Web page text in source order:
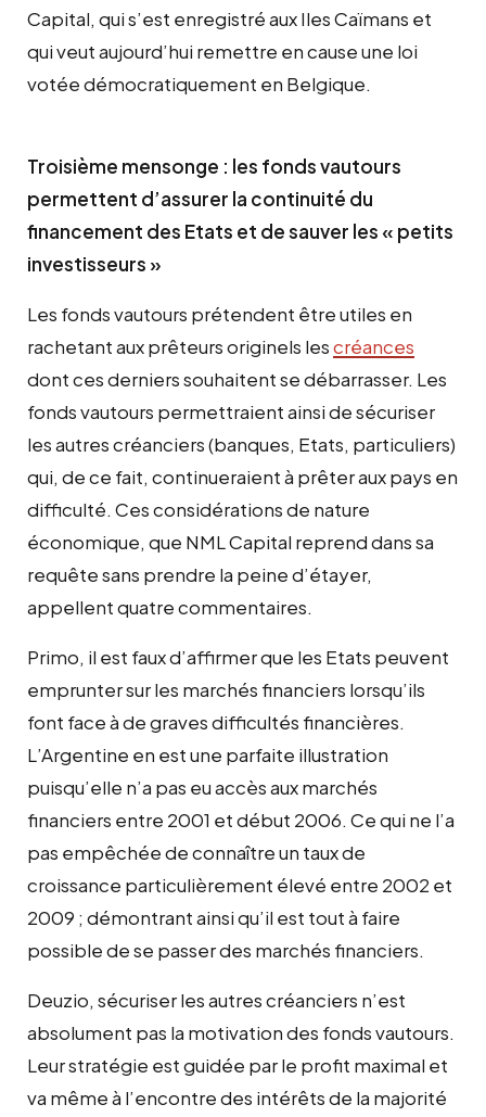
Capital, qui s’est enregistré aux Iles Caïmans et
qui veut aujourd’hui remettre en cause une loi
votée démocratiquement en Belgique.
Troisième mensonge : les fonds vautours
permettent d’assurer la continuité du
financement des Etats et de sauver les « petits
investisseurs »
Les fonds vautours prétendent être utiles en
rachetant aux prêteurs originels lescréances
dont ces derniers souhaitent se débarrasser. Les
fonds vautours permettraient ainsi de sécuriser
les autres créanciers (banques, Etats, particuliers)
qui, de ce fait, continueraient à prêter aux pays en
difficulté. Ces considérations de nature
économique, que NML Capital reprend dans sa
requête sans prendre la peine d’étayer,
appellent quatre commentaires.
Primo, il est faux d’affirmer que les Etats peuvent
emprunter sur les marchés financiers lorsqu’ils
font face à de graves difficultés financières.
L’Argentine en est une parfaite illustration
puisqu’elle n’a pas eu accès aux marchés
financiers entre 2001 et début 2006. Ce qui ne l’a
pas empêchée de connaître un taux de
croissance particulièrement élevé entre 2002 et
2009 ; démontrant ainsi qu’il est tout à faire
possible de se passer des marchés financiers.
Deuzio, sécuriser les autres créanciers n’est
absolument pas la motivation des fonds vautours.
Leur stratégie est guidée par le profit maximal et
va même à l’encontre des intérêts de la majorité